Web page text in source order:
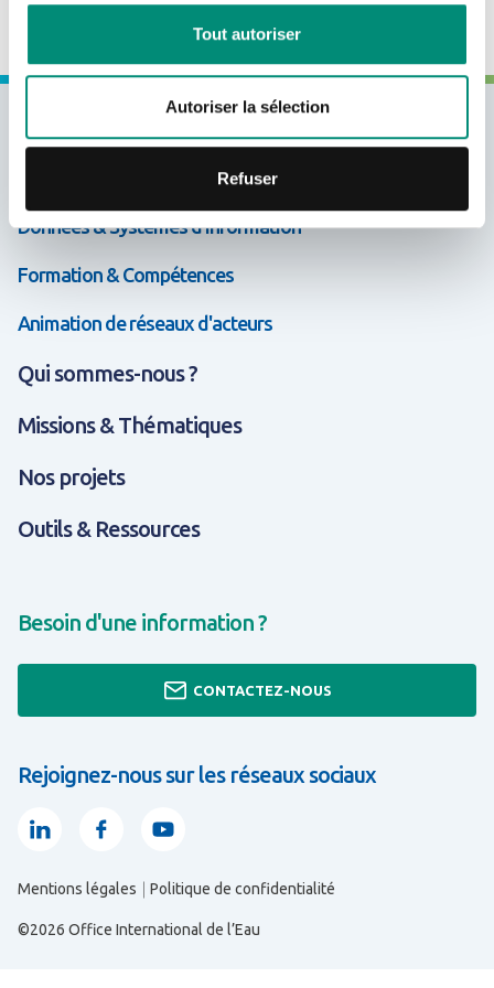
Tout autoriser
Autoriser la sélection
Refuser
TOUT SAVOIR SUR QUI SOMMES-NOUS ?
TOUT SAVOIR SUR EXPERTISES & SOLUTIONS
TOUT SAVOIR SUR OUTILS & RESSOURCES
Données & Systèmes d'Information
Formation & Compétences
Animation de réseaux d'acteurs
Qui sommes-nous ?
Missions & Thématiques
Nos projets
Outils & Ressources
Besoin d'une information ?
CONTACTEZ-NOUS
Rejoignez-nous sur les réseaux sociaux
LinkedinFacebookYoutube
Mentions légales Politique de confidentialité
©2026 Office International de l’Eau
CRÉER UN COMPTE